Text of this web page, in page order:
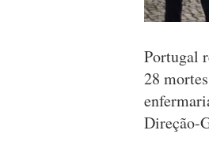
Portugal
28
Direção-